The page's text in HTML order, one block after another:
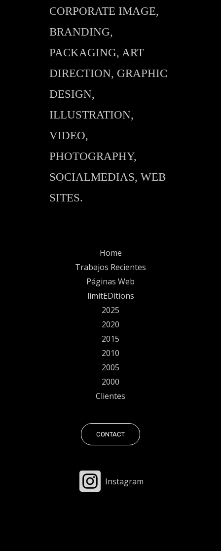
CORPORATE IMAGE,
BRANDING,
PACKAGING, ART
DIRECTION, GRAPHIC
DESIGN,
ILLUSTRATION,
VIDEO,
PHOTOGRAPHY,
SOCIALMEDIAS, WEB
SITES.
Home
Trabajos Recientes
Páginas Web
limitEDitions
2025
2020
2015
2010
2005
2000
Clientes
CONTACT
Instagram